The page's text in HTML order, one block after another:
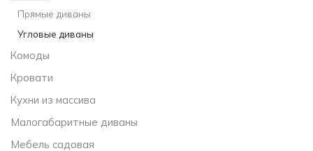
Прямые диваны
Угловые диваны
Комоды
Кровати
Кухни из массива
Малогабаритные диваны
Мебель садовая